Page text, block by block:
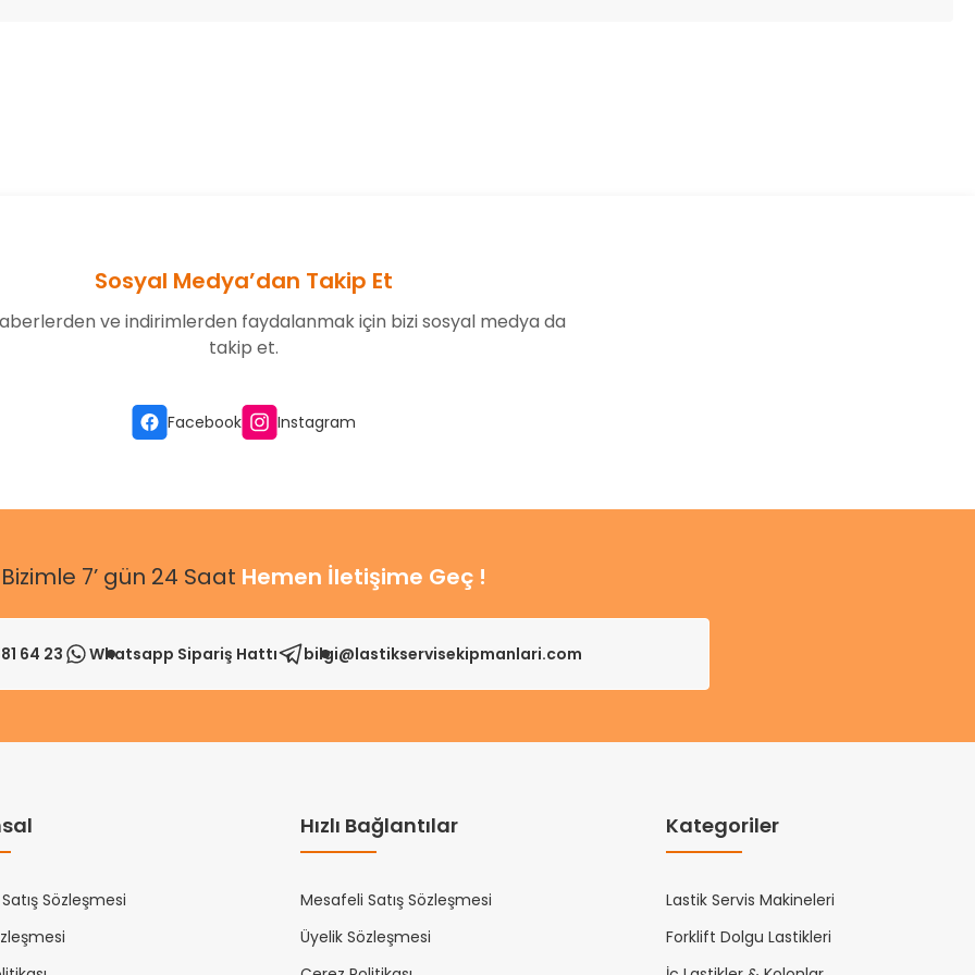
Gönder
Sosyal Medya’dan Takip Et
ve indirimlerden faydalanmak için bizi sosyal medya da
takip et.
Facebook Instagram
Bizimle 7’ gün 24 Saat Hemen İletişime Geç !
64 23 Whatsapp Sipariş Hattı bilgi@lastikservisekipmanlari.com
Sözleşmesi
Hızlı Bağlantılar
Mesafeli Satış Sözleşmesi
Üyelik Sözleşmesi
Kategoriler
Lastik Servis Makineleri
Forklift Dolgu Lastikleri